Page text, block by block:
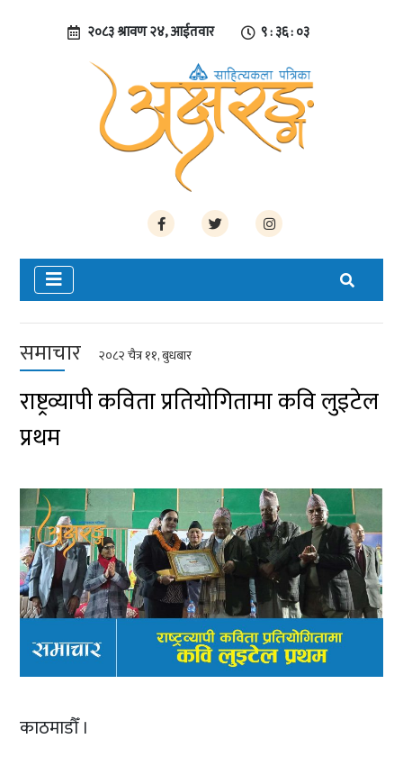
२०८३ श्रावण २४, आईतवार ९ : ३६ : ०३
समाचार २०८२ चैत्र ११, बुधबार
राष्ट्रव्यापी कविता प्रतियोगितामा कवि लुइटेल
प्रथम
काठमाडौँ ।